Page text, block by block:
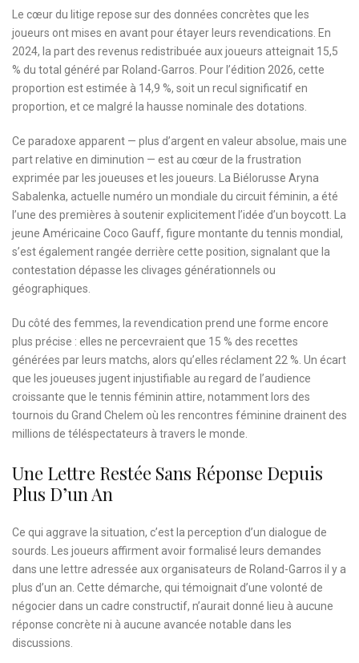
Le cœur du litige repose sur des données concrètes que les
joueurs ont mises en avant pour étayer leurs revendications. En
2024, la part des revenus redistribuée aux joueurs atteignait 15,5
% du total généré par Roland-Garros. Pour l’édition 2026, cette
proportion est estimée à 14,9 %, soit un recul significatif en
proportion, et ce malgré la hausse nominale des dotations.
Ce paradoxe apparent — plus d’argent en valeur absolue, mais une
part relative en diminution — est au cœur de la frustration
exprimée par les joueuses et les joueurs. La Biélorusse Aryna
Sabalenka, actuelle numéro un mondiale du circuit féminin, a été
l’une des premières à soutenir explicitement l’idée d’un boycott. La
jeune Américaine Coco Gauff, figure montante du tennis mondial,
s’est également rangée derrière cette position, signalant que la
contestation dépasse les clivages générationnels ou
géographiques.
Du côté des femmes, la revendication prend une forme encore
plus précise : elles ne percevraient que 15 % des recettes
générées par leurs matchs, alors qu’elles réclament 22 %. Un écart
que les joueuses jugent injustifiable au regard de l’audience
croissante que le tennis féminin attire, notamment lors des
tournois du Grand Chelem où les rencontres féminine drainent des
millions de téléspectateurs à travers le monde.
Une Lettre Restée Sans Réponse Depuis
Plus D’un An
Ce qui aggrave la situation, c’est la perception d’un dialogue de
sourds. Les joueurs affirment avoir formalisé leurs demandes
dans une lettre adressée aux organisateurs de Roland-Garros il y a
plus d’un an. Cette démarche, qui témoignait d’une volonté de
négocier dans un cadre constructif, n’aurait donné lieu à aucune
réponse concrète ni à aucune avancée notable dans les
discussions.